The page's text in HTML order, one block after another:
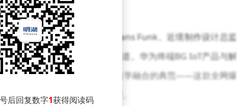
胜、HENN海茵建筑合伙人Hans Funk、近境制作设计总监
总裁余鍽等科技界代表同台论道。华为终端BG IoT产品与解
金山"设计案例，成为科技与美学融合的典范——这款全网爆
功能载体到空间艺术品的蜕变。
后回复数字1获得阅读码